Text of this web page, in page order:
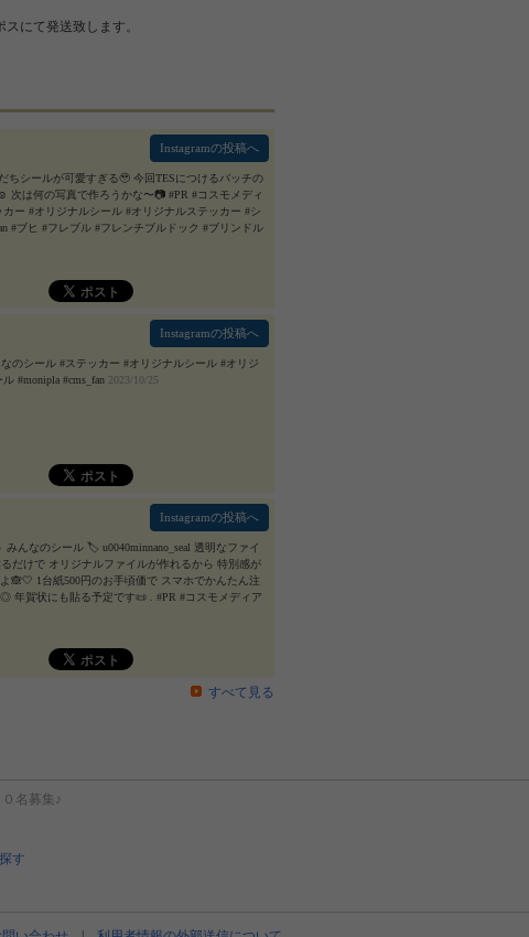
にて発送致します。
ちシールが可愛すぎる🥹 今回TESにつけるバッチの
次は何の写真で作ろうかな〜📷 #PR #コスモメディ
ー #オリジナルシール #オリジナルステッカー #シ
#ブヒ #フレブル #フレンチブルドック #ブリンドル
Instagramの投稿へ
のシール #ステッカー #オリジナルシール #オリジ
#monipla #cms_fan 2023/10/25
Instagramの投稿へ
みんなのシール 🏷 u0040minnano_seal 透明なファイ
だけで オリジナルファイルが作れるから 特別感が
🙈🤍 1台紙500円のお手頃価で スマホでかんたん注
年賀状にも貼る予定です📜 . #PR #コスモメディア
Instagramの投稿へ
すべて見る
名募集♪
す